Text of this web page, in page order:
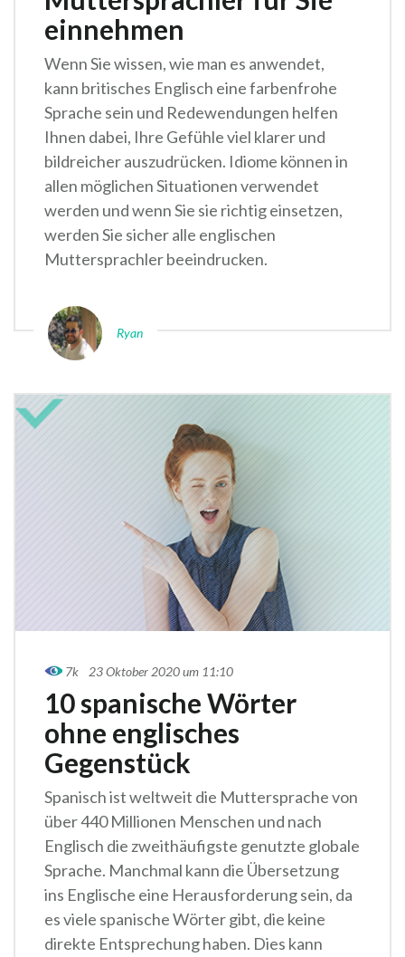
einnehmen
Wenn Sie wissen, wie man es anwendet,
kann britisches Englisch eine farbenfrohe
Sprache sein und Redewendungen helfen
Ihnen dabei, Ihre Gefühle viel klarer und
bildreicher auszudrücken. Idiome können in
allen möglichen Situationen verwendet
werden und wenn Sie sie richtig einsetzen,
werden Sie sicher alle englischen
Muttersprachler beeindrucken.
Ryan
7k 23 Oktober 2020 um 11:10
10 spanische Wörter
ohne englisches
Gegenstück
Spanisch ist weltweit die Muttersprache von
über 440 Millionen Menschen und nach
Englisch die zweithäufigste genutzte globale
Sprache. Manchmal kann die Übersetzung
ins Englische eine Herausforderung sein, da
es viele spanische Wörter gibt, die keine
direkte Entsprechung haben. Dies kann